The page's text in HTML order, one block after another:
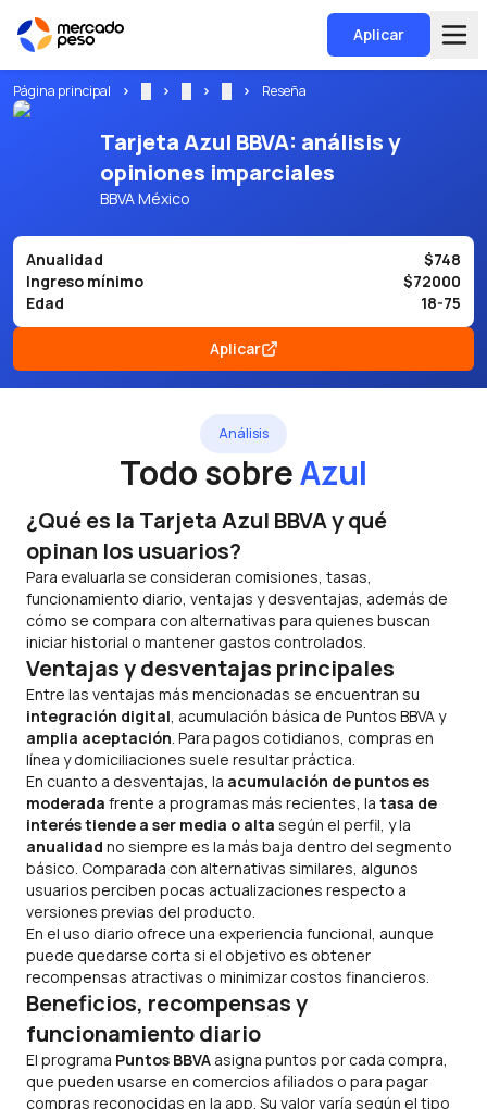
Aplicar
Página principal Reseña
Tarjeta Azul BBVA: análisis y
opiniones imparciales
BBVA México
Anualidad
$748
Ingreso mínimo
$72000
Edad
18-75
Aplicar
Análisis
Todo sobreAzul
¿Qué es la Tarjeta Azul BBVA y qué
opinan los usuarios?
Para evaluarla se consideran comisiones, tasas,
funcionamiento diario, ventajas y desventajas, además de
cómo se compara con alternativas para quienes buscan
iniciar historial o mantener gastos controlados.
Ventajas y desventajas principales
Entre las ventajas más mencionadas se encuentran su
integración digital, acumulación básica de Puntos BBVA y
amplia aceptación. Para pagos cotidianos, compras en
línea y domiciliaciones suele resultar práctica.
En cuanto a desventajas, la acumulación de puntos es
moderada frente a programas más recientes, la tasa de
interés tiende a ser media o alta según el perfil, y la
anualidad no siempre es la más baja dentro del segmento
básico. Comparada con alternativas similares, algunos
usuarios perciben pocas actualizaciones respecto a
versiones previas del producto.
En el uso diario ofrece una experiencia funcional, aunque
puede quedarse corta si el objetivo es obtener
recompensas atractivas o minimizar costos financieros.
Beneficios, recompensas y
funcionamiento diario
El programa Puntos BBVA asigna puntos por cada compra,
que pueden usarse en comercios afiliados o para pagar
compras reconocidas en la app. Su valor varía según el tipo